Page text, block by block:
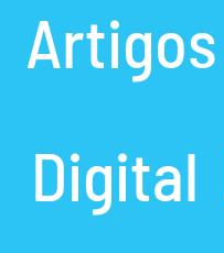
Artigos
Digital